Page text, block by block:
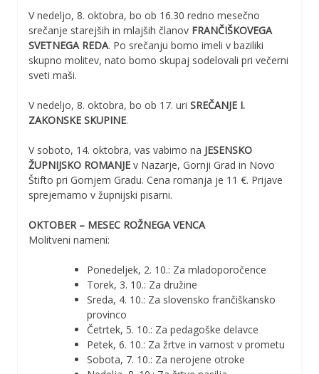
V nedeljo, 8. oktobra, bo ob 16.30 redno mesečno
srečanje starejših in mlajših članov FRANČIŠKOVEGA
SVETNEGA REDA. Po srečanju bomo imeli v baziliki
skupno molitev, nato bomo skupaj sodelovali pri večerni
sveti maši.
V nedeljo, 8. oktobra, bo ob 17. uri SREČANJE I.
ZAKONSKE SKUPINE.
V soboto, 14. oktobra, vas vabimo na JESENSKO
ŽUPNIJSKO ROMANJE v Nazarje, Gornji Grad in Novo
Štifto pri Gornjem Gradu. Cena romanja je 11 €. Prijave
sprejemamo v župnijski pisarni.
OKTOBER – MESEC ROŽNEGA VENCA
Molitveni nameni:
Ponedeljek, 2. 10.: Za mladoporočence
Torek, 3. 10.: Za družine
Sreda, 4. 10.: Za slovensko frančiškansko
provinco
Četrtek, 5. 10.: Za pedagoške delavce
Petek, 6. 10.: Za žrtve in varnost v prometu
Sobota, 7. 10.: Za nerojene otroke